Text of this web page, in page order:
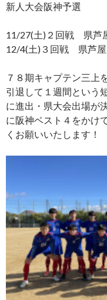
新人大会阪神予選
11/27(土)２回戦 県
12/4(土)３回戦 県芦
７８期キャプテン三上
引退して１週間という
に進出・県大会出場が
に阪神ベスト４をかけ
くお願いいたします！